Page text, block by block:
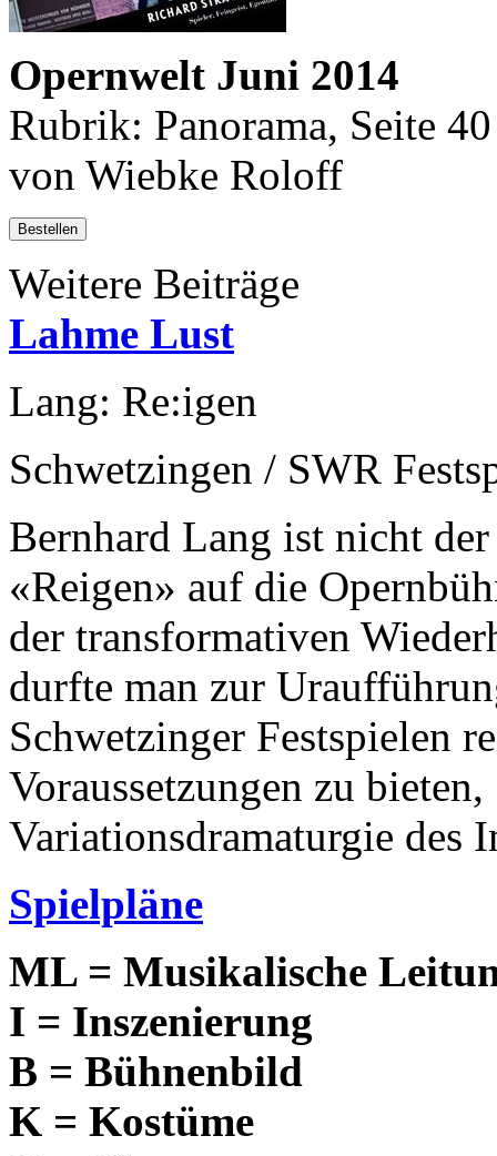
Opernwelt Juni 2014
Rubrik: Panorama, Seite 40
von Wiebke Roloff
Bestellen
Weitere Beiträge
Lahme Lust
Lang: Re:igen
Schwetzingen / SWR
Bernhard Lang ist nicht
«Reigen» auf die
der transformativen
durfte man zur
Schwetzinger Festspielen
Voraussetzungen zu
Variationsdramaturgie des
Spielpläne
ML = Musikalische
I = Inszenierung
B = Bühnenbild
K = Kostüme